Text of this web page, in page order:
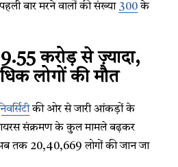
बार मरने वालों की संख्या 300के
करोड़ से ज़्यादा,
लोगों की मौत
की ओर से जारी आंकड़ों के
वायरस संक्रमण के कुल मामले बढ़कर
तक 20,40,669 लोगों की जान जा